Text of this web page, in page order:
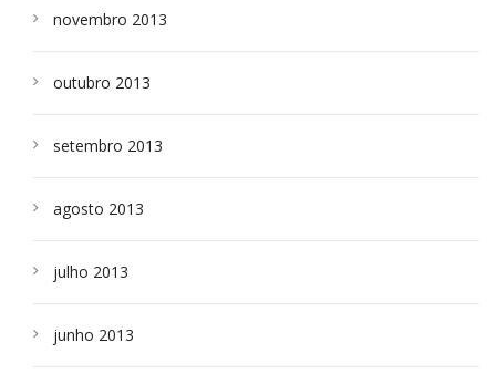
novembro 2013
outubro 2013
setembro 2013
agosto 2013
julho 2013
junho 2013